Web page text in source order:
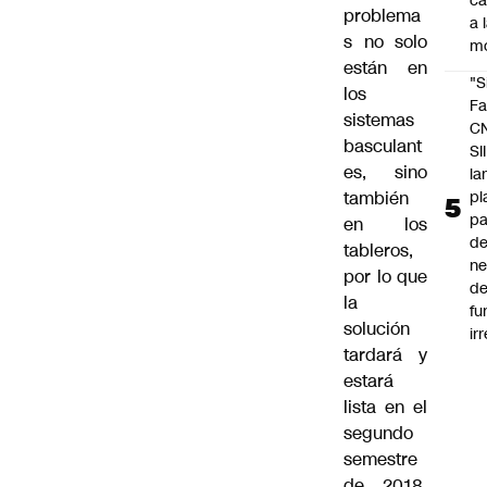
problema
s no solo
están en
los
sistemas
basculant
es, sino
también
en los
tableros,
por lo que
la
solución
tardará y
estará
lista en el
segundo
semestre
a
SII
de